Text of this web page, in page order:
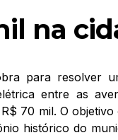
na
para resolver
entre as
70 mil. O
histórico do